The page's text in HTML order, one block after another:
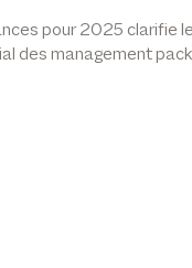
pour 2025 clarifie
des management